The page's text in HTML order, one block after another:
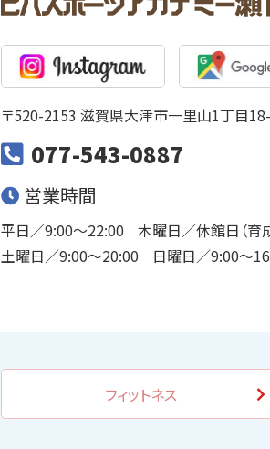
〒520-2153 滋賀県大津市一里山1丁目
077-543-0887
営業時間
平日／9:00〜22:00
木曜日／休館日（育
土曜日／9:00〜20:00
日曜日／9:00〜
フィットネス